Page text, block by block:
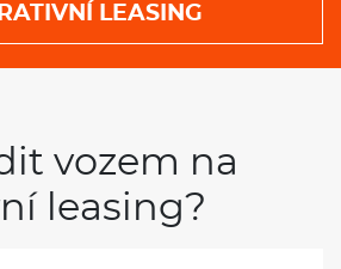
LEASING
vozem na
leasing?